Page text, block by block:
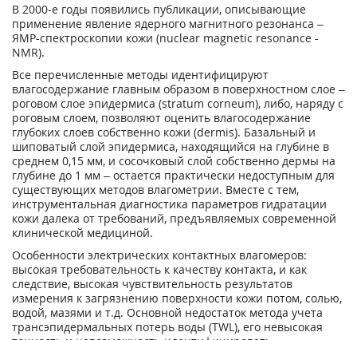
В 2000-е годы появились публикации, описывающие
применение явление ядерного магнитного резонанса –
ЯМР-спектроскопии кожи (nuclear magnetic resonance -
NMR).
Все перечисленные методы идентифицируют
влагосодержание главным образом в поверхностном слое –
роговом слое эпидермиса (stratum corneum), либо, наряду с
роговым слоем, позволяют оценить влагосодержание
глубоких слоев собственно кожи (dermis). Базальный и
шиповатый слой эпидермиса, находящийся на глубине в
среднем 0,15 мм, и сосочковый слой собственно дермы на
глубине до 1 мм – остается практически недоступным для
существующих методов влагометрии. Вместе с тем,
инструментальная диагностика параметров гидратации
кожи далека от требований, предъявляемых современной
клинической медициной.
Особенности электрических контактных влагомеров:
высокая требовательность к качеству контакта, и как
следствие, высокая чувствительность результатов
измерения к загрязнению поверхности кожи потом, солью,
водой, мазями и т.д. Основной недостаток метода учета
трансэпидермальных потерь воды (TWL), его невысокая